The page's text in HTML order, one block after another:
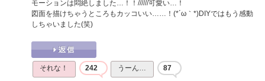
モーションは悶絶しました…！！//////可愛い…！
図面を描けちゃうところもカッコいい……！(*´ω｀*)DIYではもう感動
しちゃいました(笑)
それな！ 242 うーん… 87